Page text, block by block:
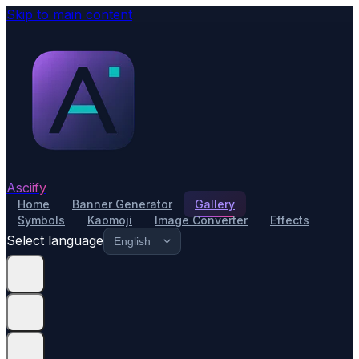
Skip to main content
Asciify
Home Banner Generator
Gallery
Symbols
Kaomoji Image Converter Effects
Select language